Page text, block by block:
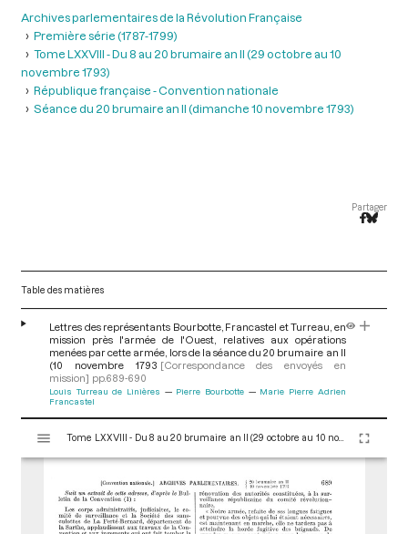
Archives parlementaires de la Révolution Française
Première série (1787-1799)
Tome LXXVIII - Du 8 au 20 brumaire an II (29 octobre au 10
novembre 1793)
République française - Convention nationale
Séance du 20 brumaire an II (dimanche 10 novembre 1793)
Partager
Table des matières
Lettres des représentants Bourbotte, Francastel et Turreau, en
mission près l'armée de l'Ouest, relatives aux opérations
menées par cette armée, lors de la séance du 20 brumaire an II
(10 novembre 1793 [Correspondance des envoyés en
mission] pp.689-690
Louis Turreau de Linières Pierre Bourbotte
Marie Pierre Adrien
Francastel
s